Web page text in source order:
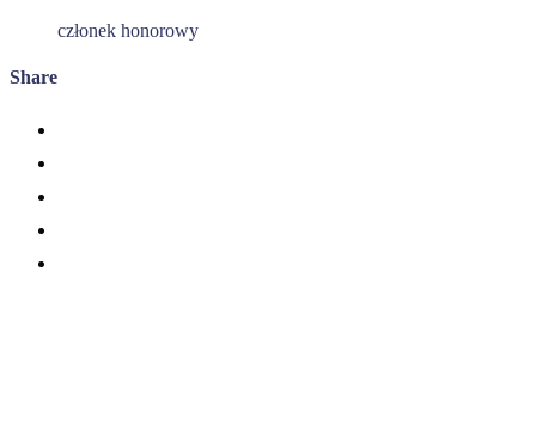
członek honorowy
Share